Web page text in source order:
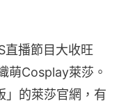
直播節目大收旺
萌Cosplay萊莎。
」的萊莎官網，有